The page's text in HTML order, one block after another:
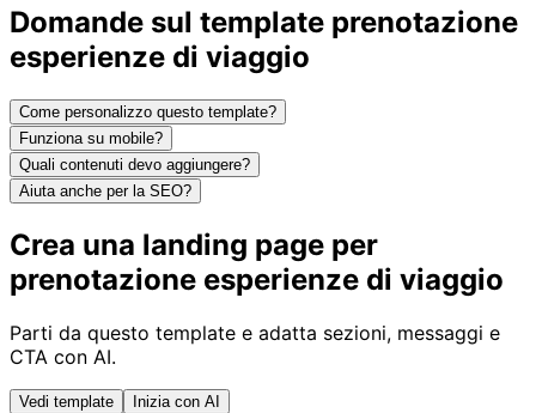
Domande sul template prenotazione
esperienze di viaggio
Come personalizzo questo template?
Funziona su mobile?
Quali contenuti devo aggiungere?
Aiuta anche per la SEO?
Crea una landing page per
prenotazione esperienze di viaggio
Parti da questo template e adatta sezioni, messaggi e
CTA con AI.
Vedi template Inizia con AI